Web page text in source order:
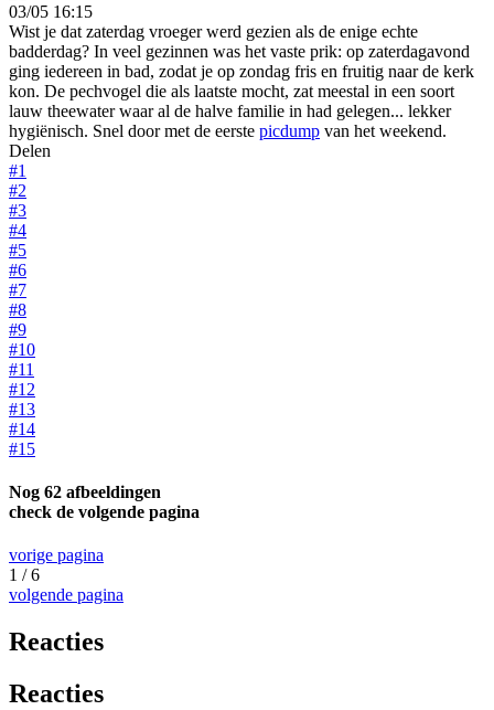
03/05 16:15
Wist je dat zaterdag vroeger werd gezien als de enige echte
badderdag? In veel gezinnen was het vaste prik: op zaterdagavond
ging iedereen in bad, zodat je op zondag fris en fruitig naar de kerk
kon. De pechvogel die als laatste mocht, zat meestal in een soort
lauw theewater waar al de halve familie in had gelegen... lekker
hygiënisch. Snel door met de eerste picdump van het weekend.
Delen
#1
#2
#3
#4
#5
#6
#7
#8
#9
#10
#11
#12
#13
#14
#15
Nog 62 afbeeldingen
check de volgende pagina
vorige pagina
1 / 6
volgende pagina
Reacties
Reacties